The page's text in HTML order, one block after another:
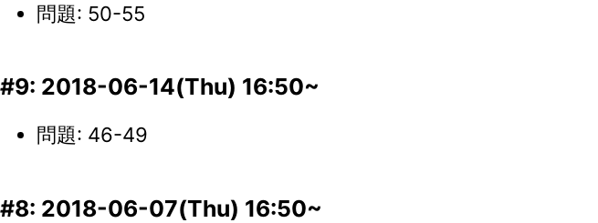
問題: 50-55
#9: 2018-06-14(Thu) 16:50~
問題: 46-49
#8: 2018-06-07(Thu) 16:50~